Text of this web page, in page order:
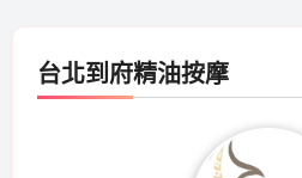
台北到府精油按摩